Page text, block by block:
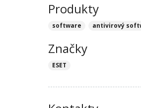
Produkty
software antivirový
Značky
ESET